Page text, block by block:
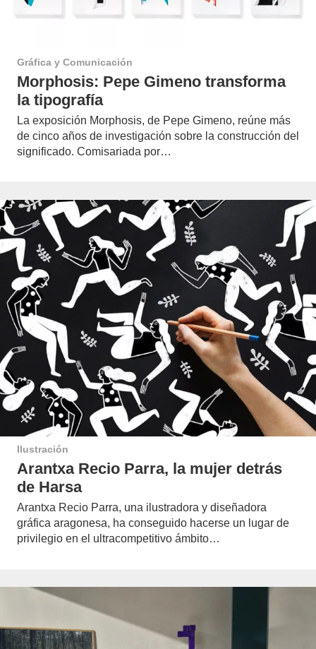
Gráfica y Comunicación
Morphosis: Pepe Gimeno transforma
la tipografía
La exposición Morphosis, de Pepe Gimeno, reúne más
de cinco años de investigación sobre la construcción del
significado. Comisariada por…
Ilustración
Arantxa Recio Parra, la mujer detrás
de Harsa
Arantxa Recio Parra, una ilustradora y diseñadora
gráfica aragonesa, ha conseguido hacerse un lugar de
privilegio en el ultracompetitivo ámbito…